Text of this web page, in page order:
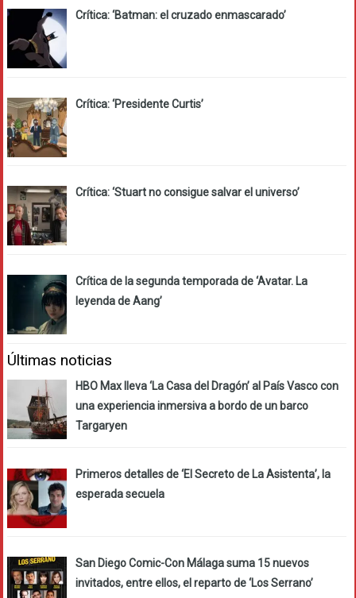
Crítica: ‘Batman: el cruzado enmascarado’
Crítica: ‘Presidente Curtis’
Crítica: ‘Stuart no consigue salvar el universo’
Crítica de la segunda temporada de ‘Avatar. La
leyenda de Aang’
Últimas noticias
HBO Max lleva ‘La Casa del Dragón’ al País Vasco con
una experiencia inmersiva a bordo de un barco
Targaryen
Primeros detalles de ‘El Secreto de La Asistenta’, la
esperada secuela
San Diego Comic-Con Málaga suma 15 nuevos
invitados, entre ellos, el reparto de ‘Los Serrano’